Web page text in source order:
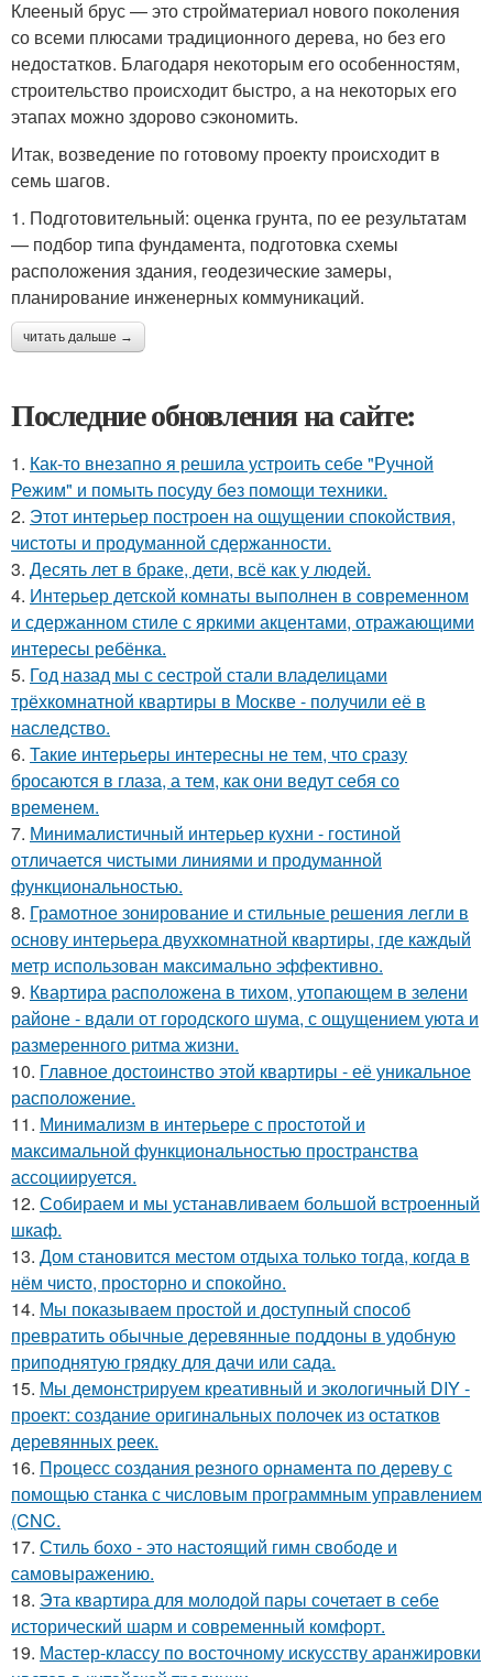
Клееный брус — это стройматериал нового поколения
со всеми плюсами традиционного дерева, но без его
недостатков. Благодаря некоторым его особенностям,
строительство происходит быстро, а на некоторых его
этапах можно здорово сэкономить.
Итак, возведение по готовому проекту происходит в
семь шагов.
1. Подготовительный: оценка грунта, по ее результатам
— подбор типа фундамента, подготовка схемы
расположения здания, геодезические замеры,
планирование инженерных коммуникаций.
читать дальше →
Последние обновления на сайте:
1. Как-то внезапно я решила устроить себе "Ручной
Режим" и помыть посуду без помощи техники.
2. Этот интерьер построен на ощущении спокойствия,
чистоты и продуманной сдержанности.
3. Десять лет в браке, дети, всё как у людей.
4. Интерьер детской комнаты выполнен в современном
и сдержанном стиле с яркими акцентами, отражающими
интересы ребёнка.
5. Год назад мы с сестрой стали владелицами
трёхкомнатной квартиры в Москве - получили её в
наследство.
6. Такие интерьеры интересны не тем, что сразу
бросаются в глаза, а тем, как они ведут себя со
временем.
7. Минималистичный интерьер кухни - гостиной
отличается чистыми линиями и продуманной
функциональностью.
8. Грамотное зонирование и стильные решения легли в
основу интерьера двухкомнатной квартиры, где каждый
метр использован максимально эффективно.
9. Квартира расположена в тихом, утопающем в зелени
районе - вдали от городского шума, с ощущением уюта и
размеренного ритма жизни.
10. Главное достоинство этой квартиры - её уникальное
расположение.
11. Минимализм в интерьере с простотой и
максимальной функциональностью пространства
ассоциируется.
12. Собираем и мы устанавливаем большой встроенный
шкаф.
13. Дом становится местом отдыха только тогда, когда в
нём чисто, просторно и спокойно.
14. Мы показываем простой и доступный способ
превратить обычные деревянные поддоны в удобную
приподнятую грядку для дачи или сада.
15. Мы демонстрируем креативный и экологичный DIY -
проект: создание оригинальных полочек из остатков
деревянных реек.
16. Процесс создания резного орнамента по дереву с
помощью станка с числовым программным управлением
(CNC.
17. Стиль бохо - это настоящий гимн свободе и
самовыражению.
18. Эта квартира для молодой пары сочетает в себе
исторический шарм и современный комфорт.
19. Мастер-классу по восточному искусству аранжировки